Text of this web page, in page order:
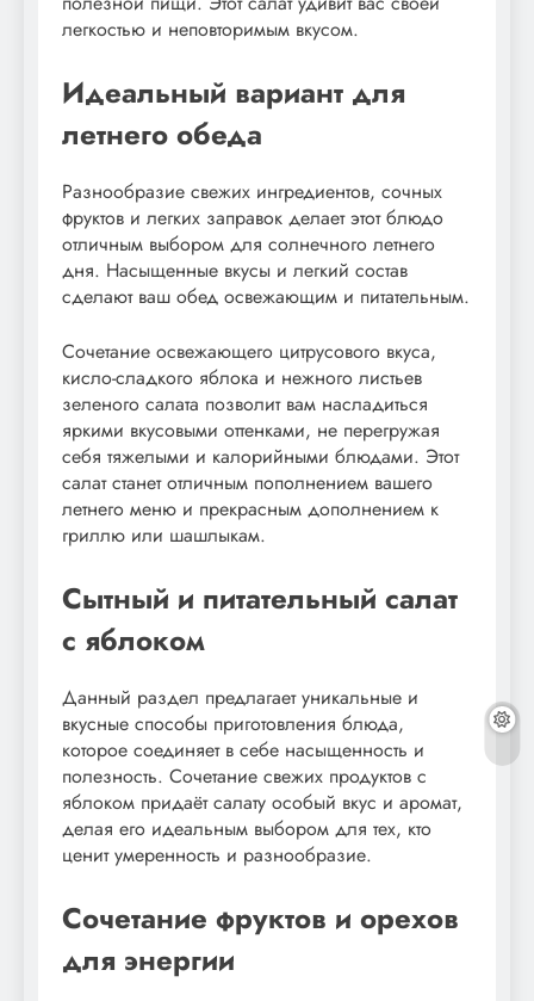
легкостью и неповторимым вкусом.
Идеальный вариант для
летнего обеда
Разнообразие свежих ингредиентов, сочных
фруктов и легких заправок делает этот блюдо
отличным выбором для солнечного летнего
дня. Насыщенные вкусы и легкий состав
сделают ваш обед освежающим и питательным.
Сочетание освежающего цитрусового вкуса,
кисло-сладкого яблока и нежного листьев
зеленого салата позволит вам насладиться
яркими вкусовыми оттенками, не перегружая
себя тяжелыми и калорийными блюдами. Этот
салат станет отличным пополнением вашего
летнего меню и прекрасным дополнением к
гриллю или шашлыкам.
Сытный и питательный салат
с яблоком
Данный раздел предлагает уникальные и
вкусные способы приготовления блюда,
которое соединяет в себе насыщенность и
полезность. Сочетание свежих продуктов с
яблоком придаёт салату особый вкус и аромат,
делая его идеальным выбором для тех, кто
ценит умеренность и разнообразие.
Сочетание фруктов и орехов
для энергии